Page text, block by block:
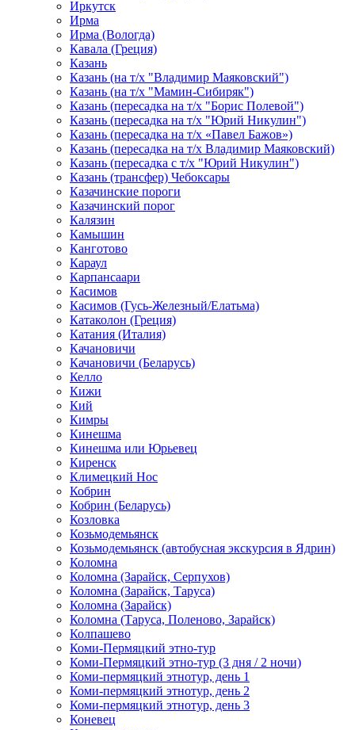
Иркутск
Ирма
Ирма (Вологда)
Кавала (Греция)
Казань
Казань (на т/х "Владимир Маяковский")
Казань (на т/х "Мамин-Сибиряк")
Казань (пересадка на т/х "Борис Полевой")
Казань (пересадка на т/х "Юрий Никулин")
Казань (пересадка на т/х «Павел Бажов»)
Казань (пересадка на т/х Владимир Маяковский)
Казань (пересадка с т/х "Юрий Никулин")
Казань (трансфер) Чебоксары
Казачинские пороги
Казачинский порог
Калязин
Камышин
Канготово
Караул
Карпансаари
Касимов
Касимов (Гусь-Железный/Елатьма)
Катаколон (Греция)
Катания (Италия)
Качановичи
Качановичи (Беларусь)
Келло
Кижи
Кий
Кимры
Кинешма
Кинешма или Юрьевец
Киренск
Климецкий Нос
Кобрин
Кобрин (Беларусь)
Козловка
Козьмодемьянск
Козьмодемьянск (автобусная экскурсия в Ядрин)
Коломна
Коломна (Зарайск, Серпухов)
Коломна (Зарайск, Таруса)
Коломна (Зарайск)
Коломна (Таруса, Поленово, Зарайск)
Колпашево
Коми-Пермяцкий этно-тур
Коми-Пермяцкий этно-тур (3 дня / 2 ночи)
Коми-пермяцкий этнотур, день 1
Коми-пермяцкий этнотур, день 2
Коми-пермяцкий этнотур, день 3
Коневец